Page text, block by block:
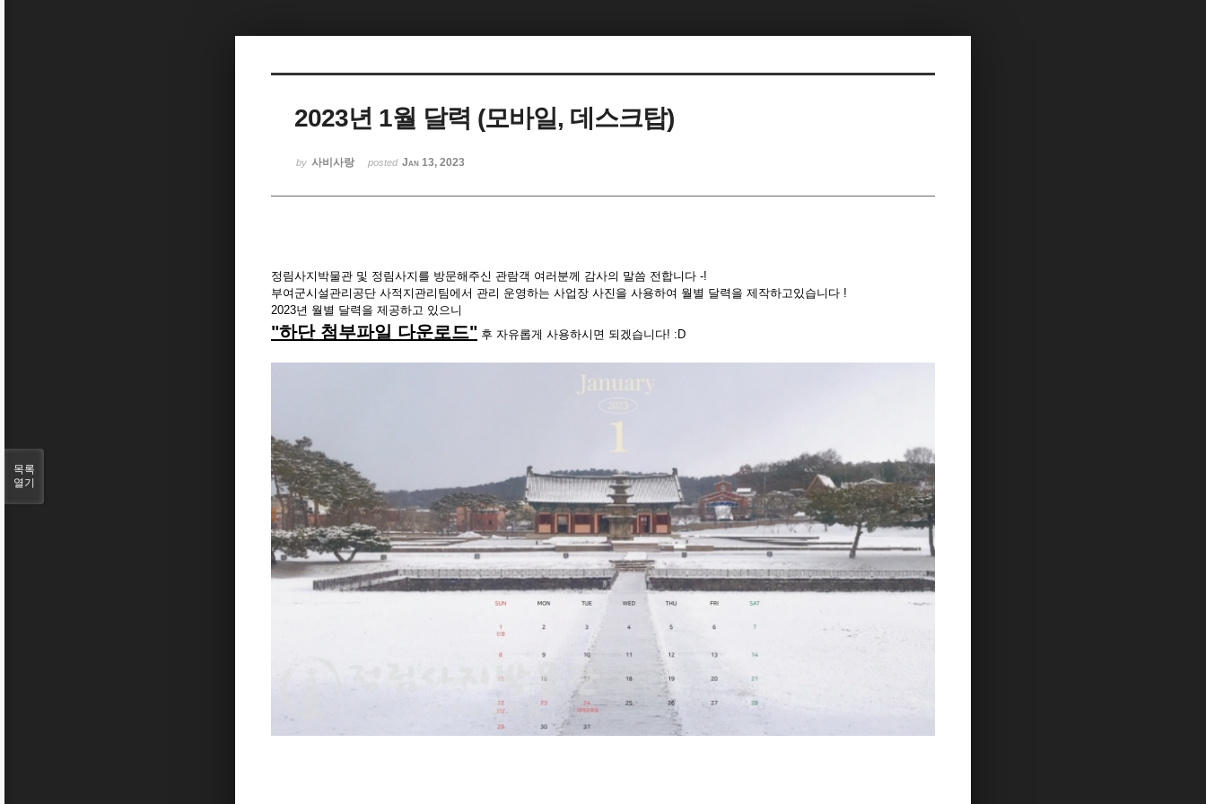
2023년 1월 달력 (모바일, 데스크탑)
by 사비사랑 posted Jan 13, 2023
정림사지박물관 및 정림사지를 방문해주신 관람객 여러분께 감사의 말씀 전합니다 -!
부여군시설관리공단 사적지관리팀에서 관리 운영하는 사업장 사진을 사용하여 월별 달력을 제작하고있습니다 !
2023년 월별 달력을 제공하고 있으니
"하단 첨부파일 다운로드" 후 자유롭게 사용하시면 되겠습니다! :D
목록
열기
Sketchbook5, 스케치북5
Sketchbook5, 스케치북5